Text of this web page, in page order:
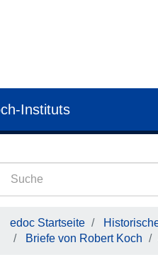
Instituts
edoc Startseite
Briefe von Robert Koch